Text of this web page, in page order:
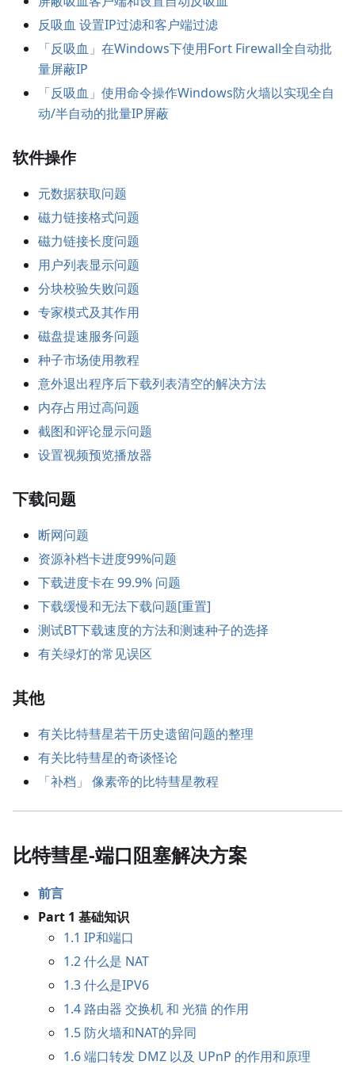
反吸血 设置IP过滤和客户端过滤
「反吸血」在Windows下使用Fort Firewall全自动批
量屏蔽IP
「反吸血」使用命令操作Windows防火墙以实现全自
动/半自动的批量IP屏蔽
软件操作
元数据获取问题
磁力链接格式问题
磁力链接长度问题
用户列表显示问题
分块校验失败问题
专家模式及其作用
磁盘提速服务问题
种子市场使用教程
意外退出程序后下载列表清空的解决方法
内存占用过高问题
截图和评论显示问题
设置视频预览播放器
下载问题
断网问题
资源补档卡进度99%问题
下载进度卡在 99.9% 问题
下载缓慢和无法下载问题[重置]
测试BT下载速度的方法和测速种子的选择
有关绿灯的常见误区
其他
有关比特彗星若干历史遗留问题的整理
有关比特彗星的奇谈怪论
「补档」 像素帝的比特彗星教程
比特彗星-端口阻塞解决方案
前言
Part 1 基础知识
1.1 IP和端口
1.2 什么是 NAT
1.3 什么是IPV6
1.4 路由器 交换机 和 光猫 的作用
1.5 防火墙和NAT的异同
1.6 端口转发 DMZ 以及 UPnP 的作用和原理